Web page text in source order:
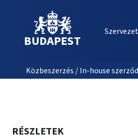
BUDAPEST
Közbeszerzés / In-house
RÉSZLETEK